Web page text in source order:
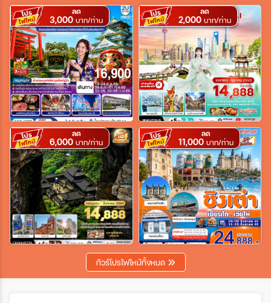
เมือง
สายการบิน
ตั้งแต่วันที่
ถึงวันที่
เฉพาะเดือน
เฉพาะเทศกาล
ลด
3,000 บาท/ท่าน
ลด
2,000 บาท/ท่าน
ลด
6,000 บาท/ท่าน
ลด
11,000 บาท/ท่าน
ทัวร์โปรไฟไหม้ทั้งหมด